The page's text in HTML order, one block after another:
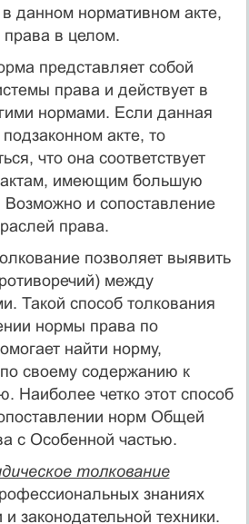
данном нормативном акте,
права в целом.
представляет собой
права и действует в
нормами. Если данная
акте, то
что она соответствует
актам, имеющим большую
и сопоставление
права.
позволяет выявить
между
Такой способ толкования
нормы права по
найти норму,
своему содержанию к
Наиболее четко этот способ
норм Общей
с Особенной частью.
толкование
знаниях
законодательной техники.